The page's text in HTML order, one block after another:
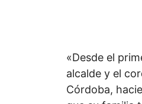
«Desde el
alcalde y el
Córdoba,